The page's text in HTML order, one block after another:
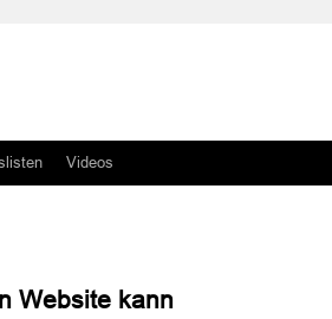
Videos
Website kann